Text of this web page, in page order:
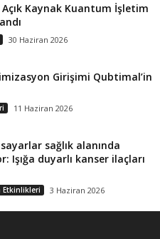
Açık Kaynak Kuantum İşletim
30 Haziran 2026
Girişimi Qubtimal’in
11 Haziran 2026
sağlık alanında
Işığa duyarlı kanser ilaçları
Etkinlikleri 3 Haziran 2026